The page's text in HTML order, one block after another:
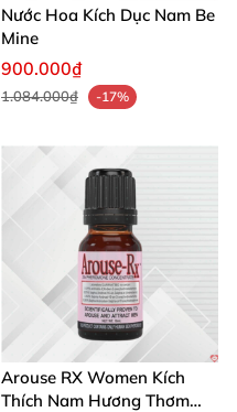
Nước Hoa Kích Dục Nam Be
Mine
900.000₫
1.084.000₫ -17%
Arouse RX Women Kích
Thích Nam Hương Thơm